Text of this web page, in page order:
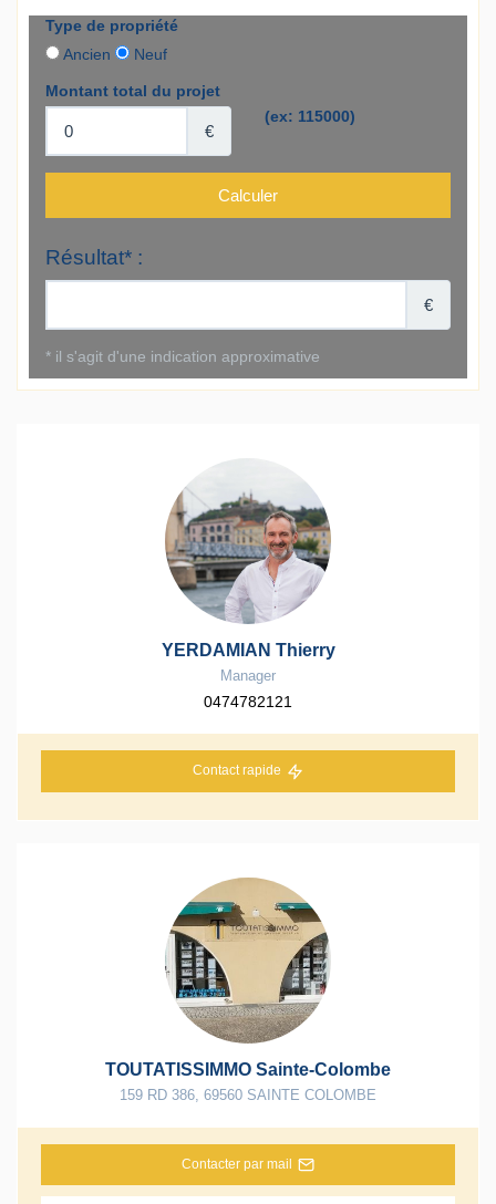
YERDAMIAN Thierry
Manager
0474782121
Contact rapide
TOUTATISSIMMO Sainte-Colombe
159 RD 386 69560 SAINTE COLOMBE
Contacter par mail